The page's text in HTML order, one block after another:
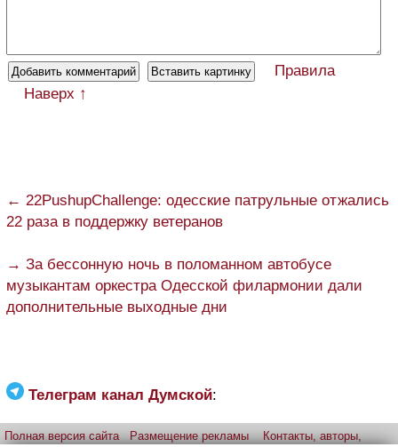
Правила
Наверх ↑
← 22PushupChallenge: одесские патрульные отжались
22 раза в поддержку ветеранов
→ За бессонную ночь в поломанном автобусе
музыкантам оркестра Одесской филармонии дали
дополнительные выходные дни
Телеграм канал Думской:
Полная версия сайта Размещение рекламы Контакты, авторы,